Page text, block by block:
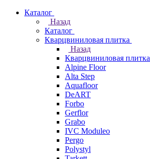
Каталог
Назад
Каталог
Кварцвиниловая плитка
Назад
Кварцвиниловая плитка
Alpine Floor
Alta Step
Aquafloor
DeART
Forbo
Gerflor
Grabo
IVC Moduleo
Pergo
Polystyl